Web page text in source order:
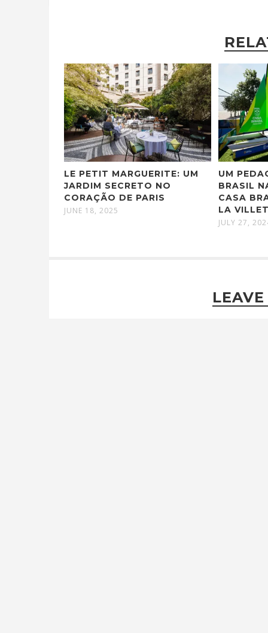
LE PETIT MARGUERITE: UM
JARDIM SECRETO NO
CORAÇÃO DE PARIS
JUNE 18, 2025
UM
BRASIL
CASA
LA
JULY 27,